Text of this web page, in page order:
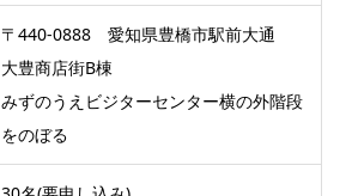
〒440-0888 愛知県豊橋市駅前大通
大豊商店街B棟
みずのうえビジターセンター横の外階段
をのぼる